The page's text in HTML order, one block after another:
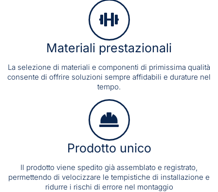
Materiali prestazionali
La selezione di materiali e componenti di primissima qualità
consente di offrire soluzioni sempre affidabili e durature nel
tempo.
Prodotto unico
Il prodotto viene spedito già assemblato e registrato,
permettendo di velocizzare le tempistiche di installazione e
ridurre i rischi di errore nel montaggio